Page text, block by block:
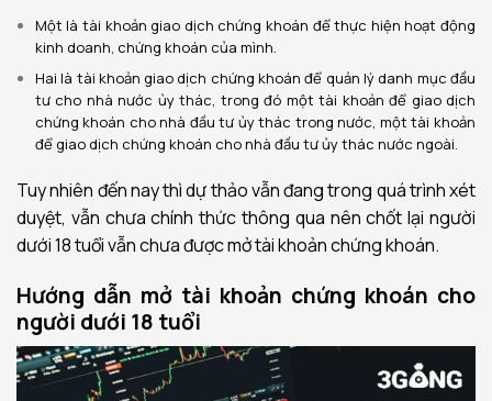
Một là tài khoản giao dịch chứng khoán để thực hiện hoạt động
kinh doanh, chứng khoán của mình.
Hai là tài khoản giao dịch chứng khoán để quản lý danh mục đầu
tư cho nhà nước ủy thác, trong đó một tài khoản để giao dịch
chứng khoán cho nhà đầu tư ủy thác trong nước, một tài khoản
để giao dịch chứng khoán cho nhà đầu tư ủy thác nước ngoài.
Tuy nhiên đến nay thì dự thảo vẫn đang trong quá trình xét
duyệt, vẫn chưa chính thức thông qua nên chốt lại người
dưới 18 tuổi vẫn chưa được mở tài khoản chứng khoán.
Hướng dẫn mở tài khoản chứng khoán cho
người dưới 18 tuổi